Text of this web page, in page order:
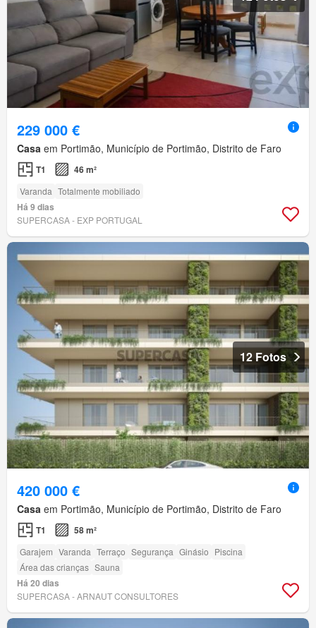
229 000 €
Casa em Portimão, Município de Portimão, Distrito de Faro
T1 46 m²
Varanda Totalmente mobiliado
Há 9 dias
SUPERCASA - EXP PORTUGAL
12 Fotos
420 000 €
Casa em Portimão, Município de Portimão, Distrito de Faro
T1 58 m²
Garajem Varanda Terraço Segurança Ginásio Piscina
Área das crianças Sauna
Há 20 dias
SUPERCASA - ARNAUT CONSULTORES